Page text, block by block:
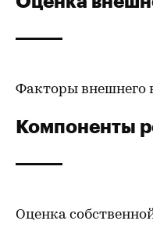
Факторы внешнего
Компоненты
Оценка